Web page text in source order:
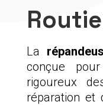
La
conçue
rigoureux
réparation et